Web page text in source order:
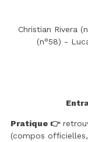
Christian Rivera
(n°58) -
Pratique 👉
(compos